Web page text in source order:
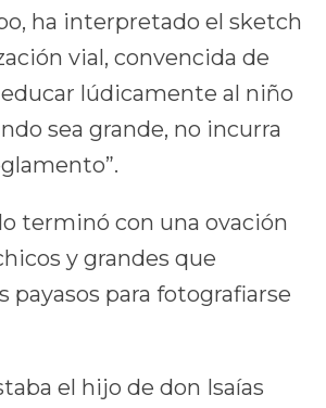
ha interpretado el sketch
vial, convencida de
educar lúdicamente al niño
sea grande, no incurra
terminó con una ovación
y grandes que
payasos para fotografiarse
el hijo de don Isaías